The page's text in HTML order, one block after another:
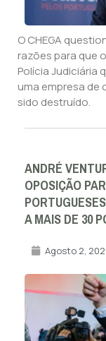
O CHEGA
razões para que
Polícia Judiciária
uma empresa de
sido destruído.
ANDRÉ
OPOSIÇÃO
A MAIS DE 30
Agosto 2,